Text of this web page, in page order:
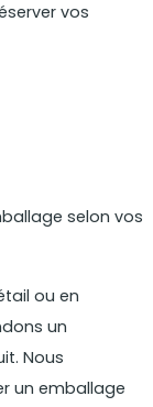
vos
selon vos
ou en
un
Nous
un emballage